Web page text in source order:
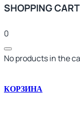
SHOPPING CART
0
No products in the
КОРЗИНА